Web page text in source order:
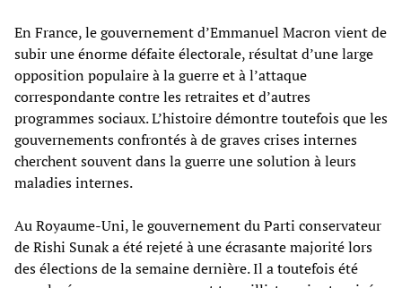
En France, le gouvernement d’Emmanuel Macron vient de
subir une énorme défaite électorale, résultat d’une large
opposition populaire à la guerre et à l’attaque
correspondante contre les retraites et d’autres
programmes sociaux. L’histoire démontre toutefois que les
gouvernements confrontés à de graves crises internes
cherchent souvent dans la guerre une solution à leurs
maladies internes.
Au Royaume-Uni, le gouvernement du Parti conservateur
de Rishi Sunak a été rejeté à une écrasante majorité lors
des élections de la semaine dernière. Il a toutefois été